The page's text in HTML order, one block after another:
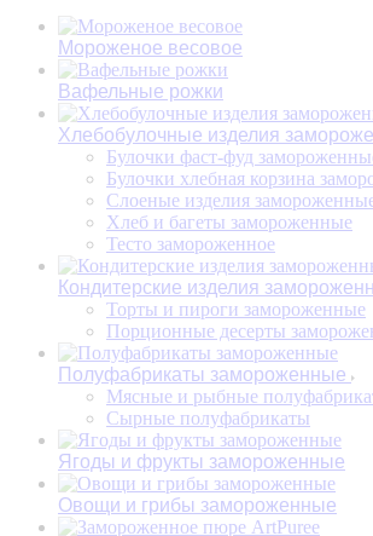
Мороженое весовое
Вафельные рожки
Хлебобулочные изделия
Булочки фаст-фуд
Булочки хлебная корзина
Слоеные изделия
Хлеб и багеты замороженные
Тесто замороженное
Кондитерские изделия
Торты и пироги замороженные
Порционные десерты
Полуфабрикаты замороженные
Мясные и рыбные
Сырные полуфабрикаты
Ягоды и фрукты замороженные
Овощи и грибы замороженные